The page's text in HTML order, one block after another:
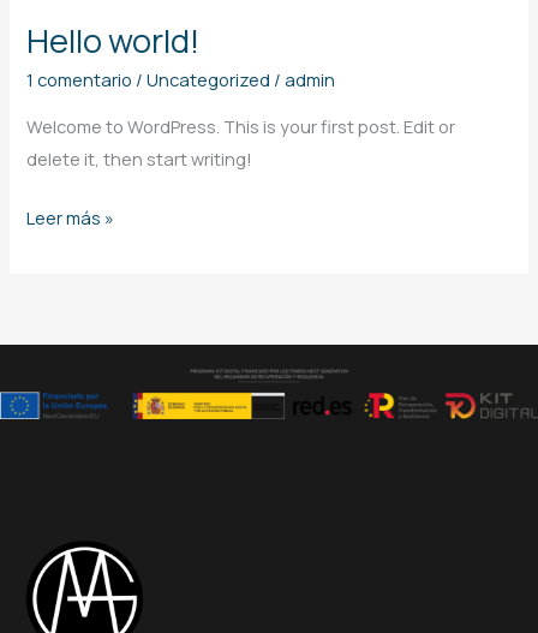
Hello world!
1 comentario /Uncategorized /admin
Welcome to WordPress. This is your first post. Edit or
delete it, then start writing!
Hello
Leer más »